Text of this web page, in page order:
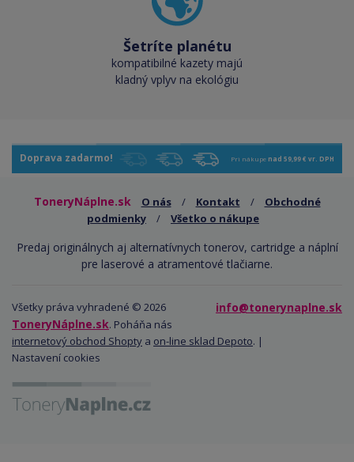
Šetríte planétu
kompatibilné kazety majú
kladný vplyv na ekológiu
Doprava zadarmo! Pri nákupe nad 59,99 € vr. DPH
ToneryNáplne.sk O nás / Kontakt /
Obchodné
podmienky
/ Všetko o nákupe
Predaj originálnych aj alternatívnych tonerov, cartridge a náplní
pre laserové a atramentové tlačiarne.
info@tonerynaplne.sk
Všetky práva vyhradené © 2026
ToneryNáplne.sk. Poháňa nás
internetový obchod Shopty a on-line sklad Depoto. |
Nastavení cookies